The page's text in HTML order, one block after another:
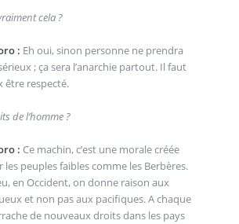
cela ?
: Eh oui, sinon personne ne prendra
; ça sera l’anarchie partout. Il faut
être respecté.
de l’homme ?
: Ce machin, c’est une morale créée
peuples faibles comme les Berbères.
en Occident, on donne raison aux
et non pas aux pacifiques. A chaque
de nouveaux droits dans les pays